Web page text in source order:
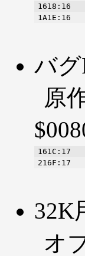
1618:16
1A1E:16
バ
原
161C:17
216F:17
32K
オ